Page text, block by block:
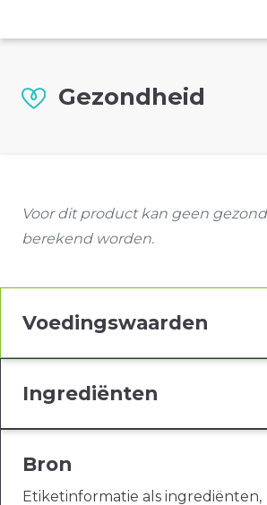
Gezondheid
Voor dit product kan geen
berekend worden.
Voedingswaarden
Ingrediënten
Bron
Etiketinformatie als ingrediënten,